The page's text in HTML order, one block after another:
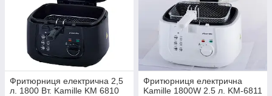
Фритюрниця електрична 2,5
л. 1800 Вт. Kamille KM 6810
Фритюрниця електрична
Kamille 1800W 2.5 л. KM-6811